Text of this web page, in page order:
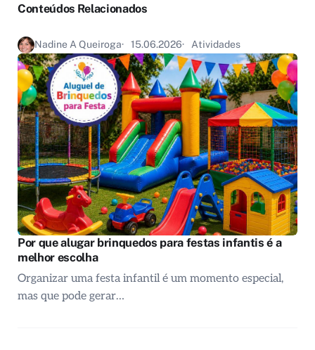
Conteúdos Relacionados
Nadine A Queiroga 15.06.2026 Atividades
Por que alugar brinquedos para festas infantis é a
melhor escolha
Organizar uma festa infantil é um momento especial,
mas que pode gerar…